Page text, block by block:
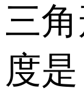
三
度